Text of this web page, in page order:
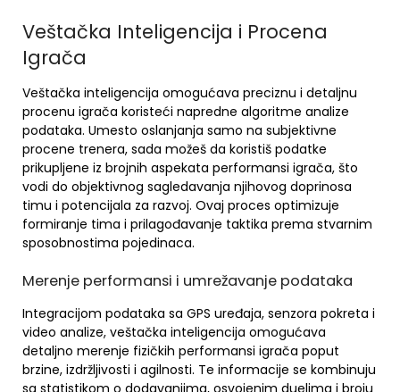
Veštačka Inteligencija i Procena
Igrača
Veštačka inteligencija omogućava preciznu i detaljnu
procenu igrača koristeći napredne algoritme analize
podataka. Umesto oslanjanja samo na subjektivne
procene trenera, sada možeš da koristiš podatke
prikupljene iz brojnih aspekata performansi igrača, što
vodi do objektivnog sagledavanja njihovog doprinosa
timu i potencijala za razvoj. Ovaj proces optimizuje
formiranje tima i prilagođavanje taktika prema stvarnim
sposobnostima pojedinaca.
Merenje performansi i umrežavanje podataka
Integracijom podataka sa GPS uređaja, senzora pokreta i
video analize, veštačka inteligencija omogućava
detaljno merenje fizičkih performansi igrača poput
brzine, izdržljivosti i agilnosti. Te informacije se kombinuju
sa statistikom o dodavanjima, osvojenim duelima i broju